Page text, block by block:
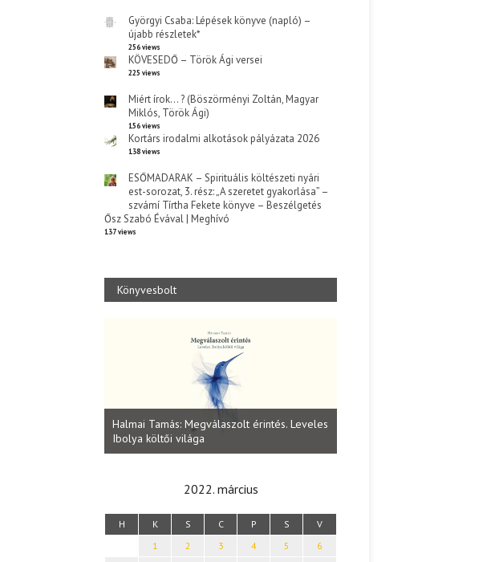
Györgyi Csaba: Lépések könyve (napló) –
újabb részletek*
256 views
KÖVESEDŐ – Török Ági versei
225 views
Miért írok… ? (Böszörményi Zoltán, Magyar
Miklós, Török Ági)
156 views
Kortárs irodalmi alkotások pályázata 2026
138 views
ESŐMADARAK – Spirituális költészeti nyári
est-sorozat, 3. rész: „A szeretet gyakorlása” –
szvámí Tírtha Fekete könyve – Beszélgetés
Ősz Szabó Évával | Meghívó
137 views
Könyvesbolt
Halmai Tamás: Megválaszolt érintés. Leveles
Ibolya költői világa
2022. március
H K S C P S V
1 2 3 4 5
6